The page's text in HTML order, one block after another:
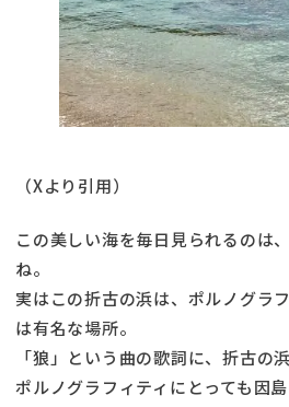
（Xより引用）
この美しい海を毎日見られるのは
ね。
実はこの折古の浜は、ポルノグラ
は有名な場所。
「狼」という曲の歌詞に、折古の
ポルノグラフィティにとっても因